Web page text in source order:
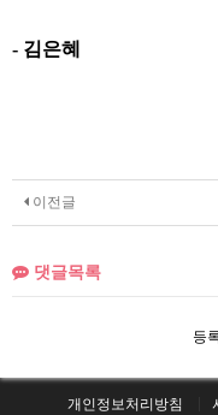
- 김은혜
이전글
댓글목록
등
개인정보처리방침